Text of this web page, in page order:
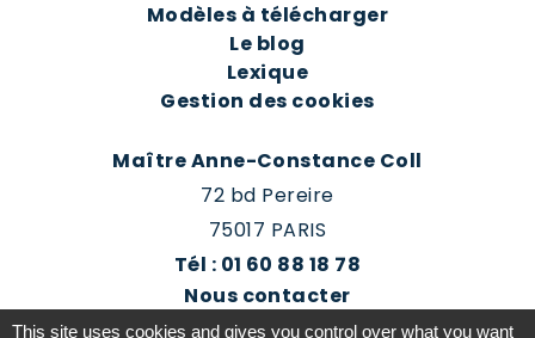
Modèles à télécharger
Le blog
Lexique
Gestion des cookies
Maître Anne-Constance Coll
72 bd Pereire
75017 PARIS
Tél : 01 60 88 18 78
Nous contacter
Prendre rendez-vous
This site uses cookies and gives you control over what you want